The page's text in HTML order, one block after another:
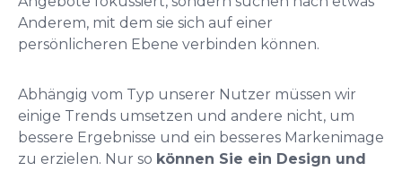
Anderem, mit dem sie sich auf einer
persönlicheren Ebene verbinden können.
Abhängig vom Typ unserer Nutzer müssen wir
einige Trends umsetzen und andere nicht, um
bessere Ergebnisse und ein besseres Markenimage
zu erzielen. Nur so können Sie ein Design und